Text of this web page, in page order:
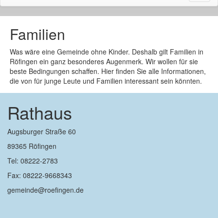
Familien
Was wäre eine Gemeinde ohne Kinder. Deshalb gilt Familien in
Röfingen ein ganz besonderes Augenmerk. Wir wollen für sie
beste Bedingungen schaffen. Hier finden Sie alle Informationen,
die von für junge Leute und Familien interessant sein könnten.
Rathaus
Augsburger Straße 60
89365 Röfingen
Tel: 08222-2783
Fax: 08222-9668343
gemeinde@roefingen.de